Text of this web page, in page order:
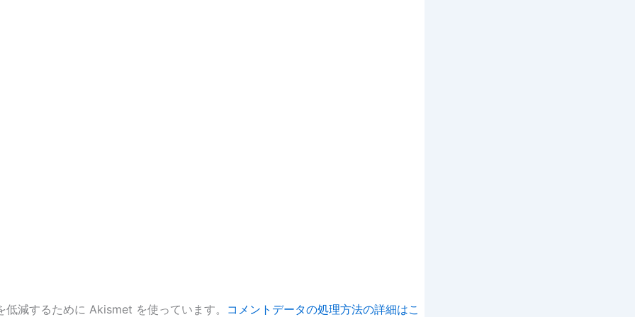
低減するために Akismet を使っています。 コメントデータの処理方法の詳細はこ